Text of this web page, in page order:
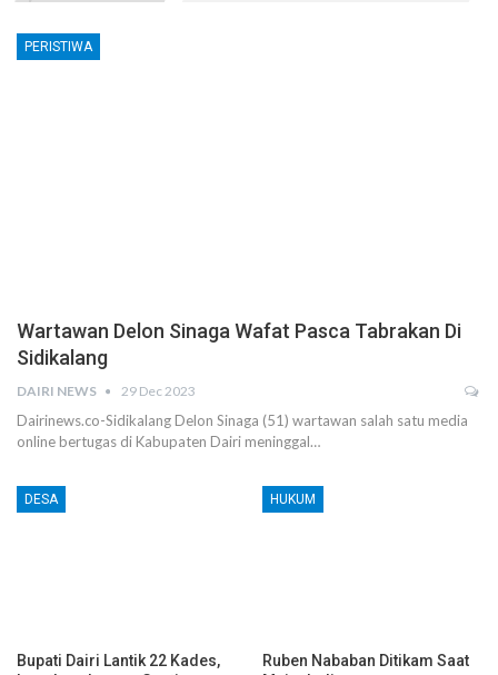
PERISTIWA
Wartawan Delon Sinaga Wafat Pasca Tabrakan Di
Sidikalang
DAIRI NEWS 29 Dec 2023
Dairinews.co-Sidikalang Delon Sinaga (51) wartawan salah satu media
online bertugas di Kabupaten Dairi meninggal…
DESA
Bupati Dairi Lantik 22 Kades,
HUKUM
Ruben Nababan Ditikam Saat